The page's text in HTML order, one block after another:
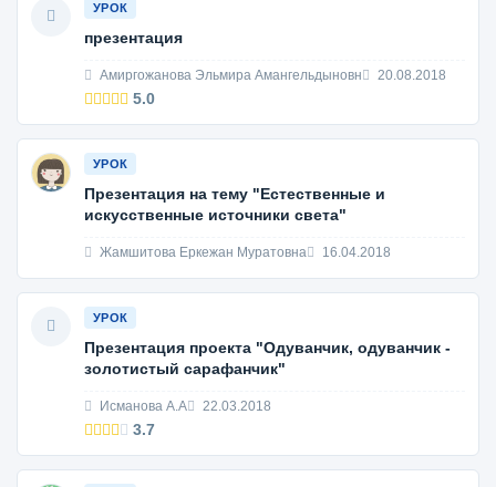
УРОК
презентация
Амиргожанова Эльмира Амангельдыновн 20.08.2018
5.0
УРОК
Презентация на тему "Естественные и
искусственные источники света"
Жамшитова Еркежан Муратовна 16.04.2018
УРОК
Презентация проекта "Одуванчик, одуванчик -
золотистый сарафанчик"
Исманова А.А 22.03.2018
3.7